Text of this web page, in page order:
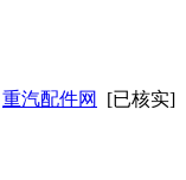
重汽配件网 [已核实]